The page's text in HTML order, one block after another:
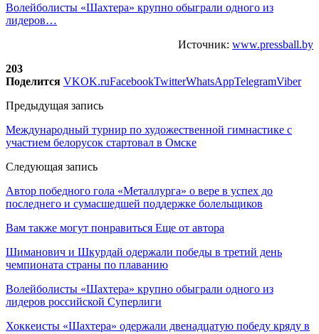
Волейболисты «Шахтера» крупно обыграли одного из
лидеров…
Источник: www.pressball.by
203
Поделится VKOK.ruFacebookTwitterWhatsAppTelegramViber
Предыдущая запись
Международный турнир по художественной гимнастике с
участием белорусок стартовал в Омске
Следующая запись
Автор победного гола «Металлурга» о вере в успех до
последнего и сумасшедшей поддержке болельщиков
Вам также могут понравиться Еще от автора
Шиманович и Шкурдай одержали победы в третий день
чемпионата страны по плаванию
Волейболисты «Шахтера» крупно обыграли одного из
лидеров российской Суперлиги
Хоккеисты «Шахтера» одержали двенадцатую победу кряду в